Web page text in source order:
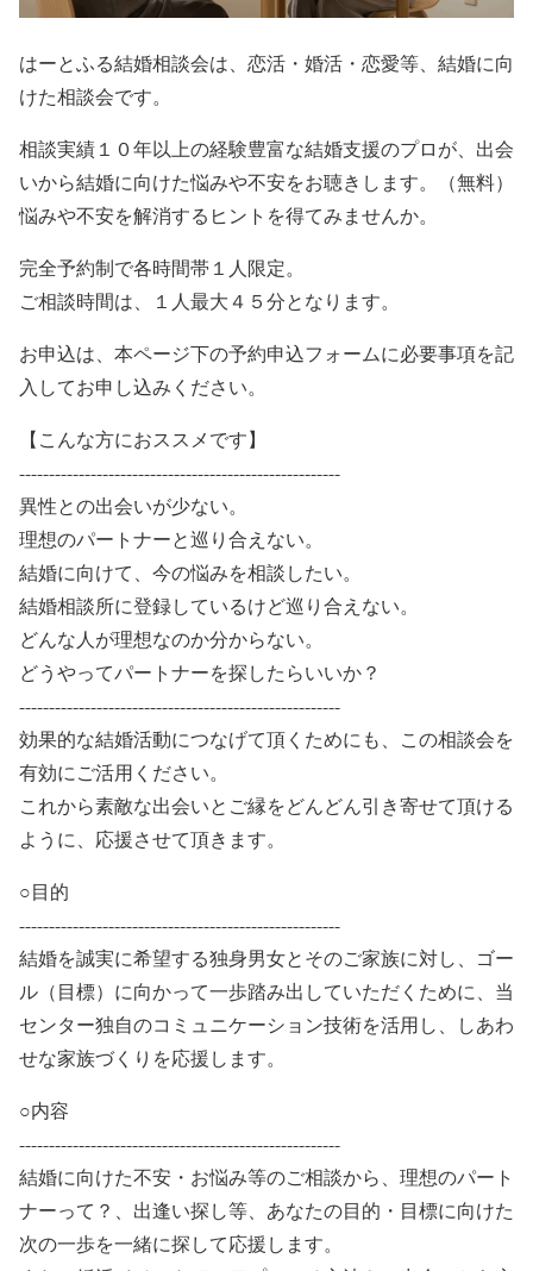
はーとふる結婚相談会は、恋活・婚活・恋愛等、結婚に向
けた相談会です。
相談実績１０年以上の経験豊富な結婚支援のプロが、出会
いから結婚に向けた悩みや不安をお聴きします。（無料）
悩みや不安を解消するヒントを得てみませんか。
完全予約制で各時間帯１人限定。
ご相談時間は、１人最大４５分となります。
お申込は、本ページ下の予約申込フォームに必要事項を記
入してお申し込みください。
【こんな方におススメです】
------------------------------------------------------
異性との出会いが少ない。
理想のパートナーと巡り合えない。
結婚に向けて、今の悩みを相談したい。
結婚相談所に登録しているけど巡り合えない。
どんな人が理想なのか分からない。
どうやってパートナーを探したらいいか？
------------------------------------------------------
効果的な結婚活動につなげて頂くためにも、この相談会を
有効にご活用ください。
これから素敵な出会いとご縁をどんどん引き寄せて頂ける
ように、応援させて頂きます。
○目的
------------------------------------------------------
結婚を誠実に希望する独身男女とそのご家族に対し、ゴー
ル（目標）に向かって一歩踏み出していただくために、当
センター独自のコミュニケーション技術を活用し、しあわ
せな家族づくりを応援します。
○内容
------------------------------------------------------
結婚に向けた不安・お悩み等のご相談から、理想のパート
ナーって？、出逢い探し等、あなたの目的・目標に向けた
次の一歩を一緒に探して応援します。